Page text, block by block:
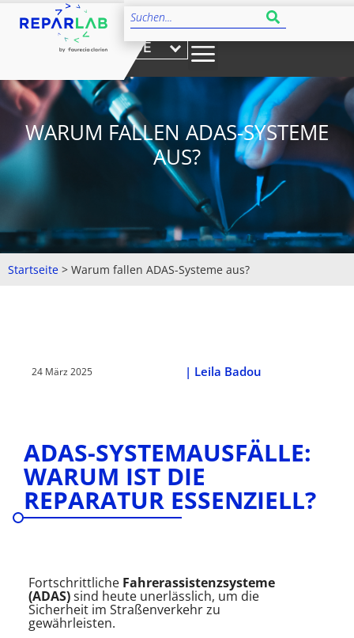
DE
WARUM FALLEN ADAS-SYSTEME
AUS?
Startseite > Warum fallen ADAS-Systeme aus?
24 März 2025 | Leila Badou
ADAS-SYSTEMAUSFÄLLE:
WARUM IST DIE
REPARATUR ESSENZIELL?
Fortschrittliche Fahrerassistenzsysteme
(ADAS)sind heute unerlässlich, um die
Sicherheit im Straßenverkehr zu
gewährleisten.